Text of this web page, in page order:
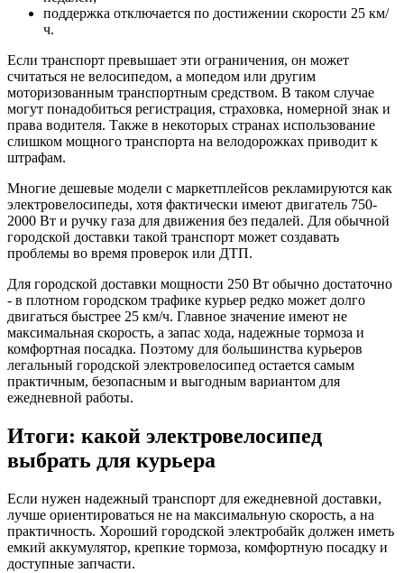
поддержка отключается по достижении скорости 25 км/
ч.
Если транспорт превышает эти ограничения, он может
считаться не велосипедом, а мопедом или другим
моторизованным транспортным средством. В таком случае
могут понадобиться регистрация, страховка, номерной знак и
права водителя. Также в некоторых странах использование
слишком мощного транспорта на велодорожках приводит к
штрафам.
Многие дешевые модели с маркетплейсов рекламируются как
электровелосипеды, хотя фактически имеют двигатель 750-
2000 Вт и ручку газа для движения без педалей. Для обычной
городской доставки такой транспорт может создавать
проблемы во время проверок или ДТП.
Для городской доставки мощности 250 Вт обычно достаточно
- в плотном городском трафике курьер редко может долго
двигаться быстрее 25 км/ч. Главное значение имеют не
максимальная скорость, а запас хода, надежные тормоза и
комфортная посадка. Поэтому для большинства курьеров
легальный городской электровелосипед остается самым
практичным, безопасным и выгодным вариантом для
ежедневной работы.
Итоги: какой электровелосипед
выбрать для курьера
Если нужен надежный транспорт для ежедневной доставки,
лучше ориентироваться не на максимальную скорость, а на
практичность. Хороший городской электробайк должен иметь
емкий аккумулятор, крепкие тормоза, комфортную посадку и
доступные запчасти.